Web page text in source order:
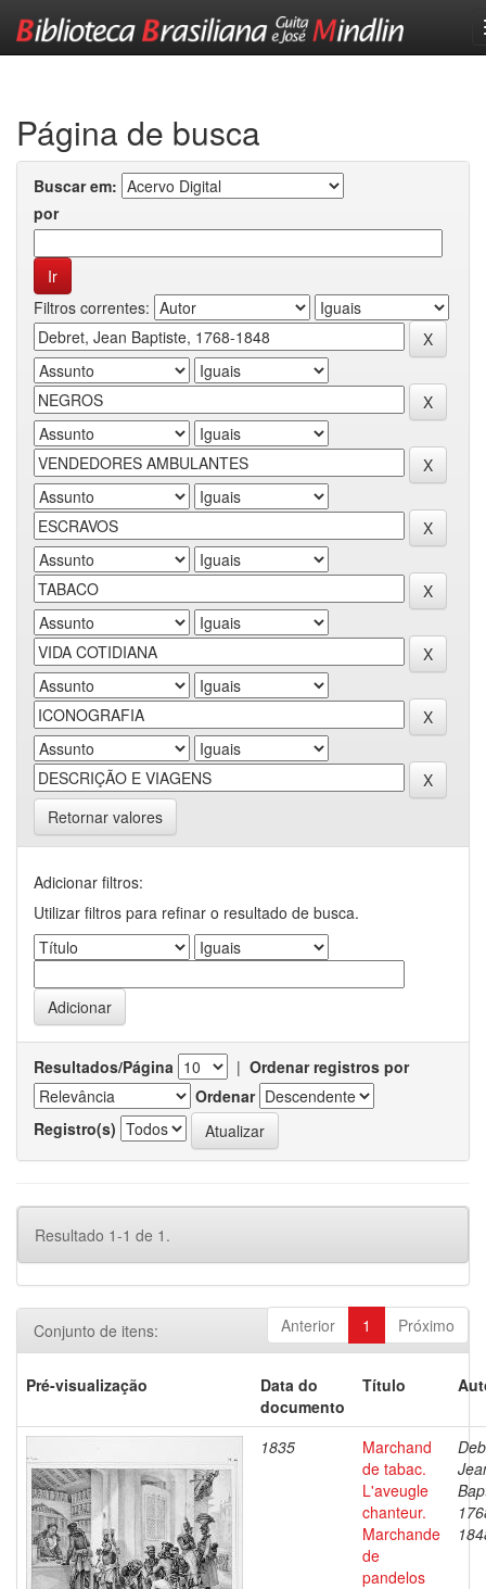
Página de busca
Buscar em:
por
Filtros correntes:
Retornar valores
Adicionar filtros:
Utilizar filtros para refinar o resultado de busca.
Resultados/Página | Ordenar registros por
Ordenar
Registro(s)
Resultado 1-1 de 1.
Anterior 1 Próximo
Conjunto de itens:
Pré-visualização
Data do
documento
Título
1835
Marchand
de tabac.
L'aveugle
chanteur.
Marchande
de
pandelos